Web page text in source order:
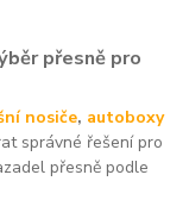
přesně pro
nosiče, autoboxy
správné řešení pro
přesně podle